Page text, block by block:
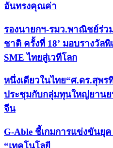
อันทรงคุณค่า
รองนายกฯ-รมว.พาณิชย์ร่ว
ชาติ ครั้งที่ 18’ มอบรางวัล
SME ไทยสู่เวทีโลก
หนึ่งเดียวในไทย“ศ.ดร.สุพ
ประชุมกับกลุ่มทุนใหญ่ยาน
จีน
G-Able ชี้เกมการแข่งขันยุ
“เทคโนโลยี